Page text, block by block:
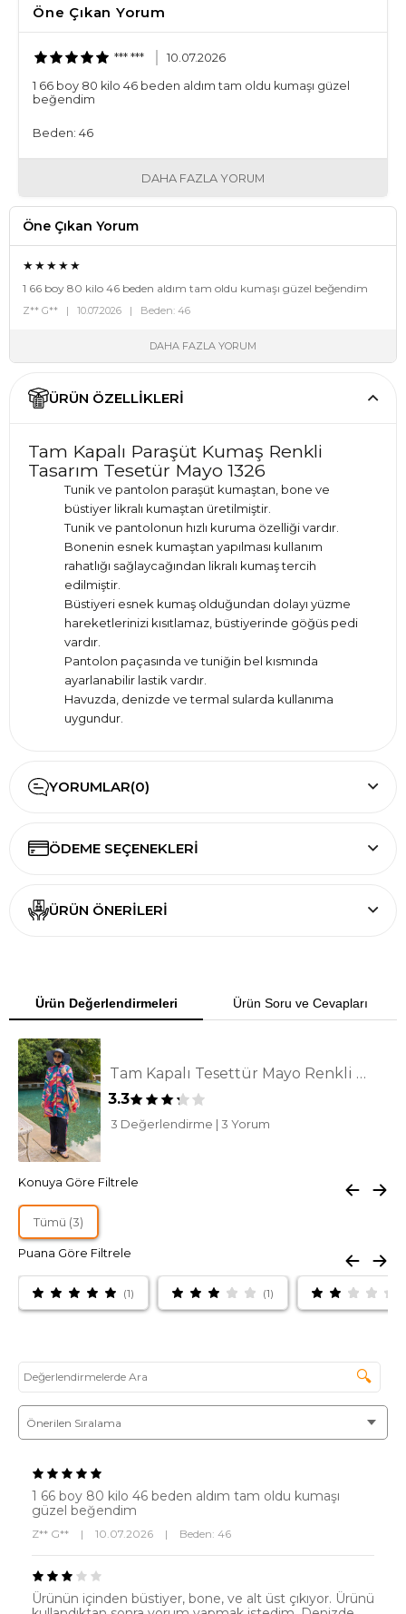
Öne Çıkan Yorum
*** *** 10.07.2026
1 66 boy 80 kilo 46 beden aldım tam oldu kumaşı güzel
beğendim
Beden: 46
DAHA FAZLA YORUM
Öne Çıkan Yorum
★★★★★
1 66 boy 80 kilo 46 beden aldım tam oldu kumaşı güzel beğendim
Z** G** | 10.07.2026 | Beden: 46
DAHA FAZLA YORUM
ÜRÜN ÖZELLIKLERI
Tam Kapalı Paraşüt Kumaş Renkli
Tasarım Tesetür Mayo 1326
Tunik ve pantolon paraşüt kumaştan, bone ve
büstiyer likralı kumaştan üretilmiştir.
Tunik ve pantolonun hızlı kuruma özelliği vardır.
Bonenin esnek kumaştan yapılması kullanım
rahatlığı sağlaycağından likralı kumaş tercih
edilmiştir.
Büstiyeri esnek kumaş olduğundan dolayı yüzme
hareketlerinizi kısıtlamaz, büstiyerinde göğüs pedi
vardır.
Pantolon paçasında ve tuniğin bel kısmında
ayarlanabilir lastik vardır.
Havuzda, denizde ve termal sularda kullanıma
uygundur.
Beden seçiminde fotoğraflarda bulunan beden
üretilmiştir.
YORUMLAR(0)
ÖDEME SEÇENEKLERI
ÜRÜN ÖNERILERI
Ürün Değerlendirmeleri Ürün Soru ve Cevapları
Tam Kapalı Tesettür Mayo Renkli Dev Çiçekli Lacivert
3.3
3 Değerlendirme | 3 Yorum
Konuya Göre Filtrele
Tümü (3)
Puana Göre Filtrele
(1) (1)
🔍
1 66 boy 80 kilo 46 beden aldım tam oldu kumaşı
güzel beğendim
Z** G** | 10.07.2026 | Beden: 46
Ürünün içinden büstiyer, bone, ve alt üst çıkıyor. Ürünü